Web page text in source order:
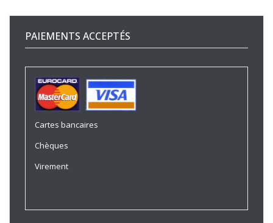
PAIEMENTS ACCEPTÉS
Cartes bancaires
Chèques
Virement